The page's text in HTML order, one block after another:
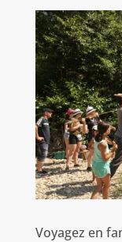
Voyagez en